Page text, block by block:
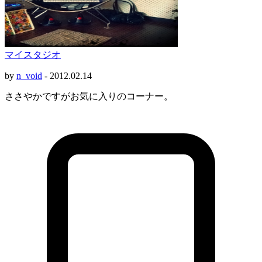
マイスタジオ
by n_void - 2012.02.14
ささやかですがお気に入りのコーナー。